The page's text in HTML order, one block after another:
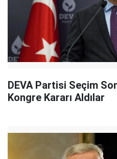
DEVA Partisi Seçim
Kongre Kararı Aldılar